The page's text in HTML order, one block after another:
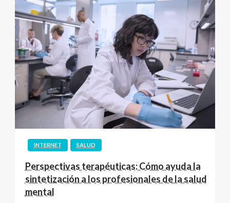
INTERNET SALUD
Perspectivas terapéuticas: Cómo ayuda la
sintetización a los profesionales de la salud
mental